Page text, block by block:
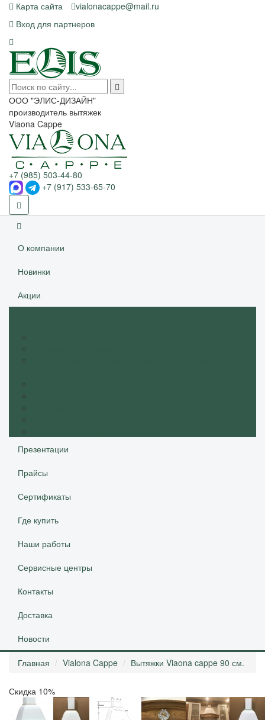
Карта сайта
vialonacappe@mail.ru
Вход для партнеров
ООО "ЭЛИС-ДИЗАЙН"
производитель вытяжек
Viaona Cappe
+7 (985) 503-44-80
+7 (917) 533-65-70
О компании
Новинки
Акции
Презентации
Прайсы
Сертификаты
Где купить
Наши работы
Сервисные центры
Контакты
Доставка
Новости
Главная Vialona Cappe Вытяжки Viaona cappe 90 см.
Скидка 10%